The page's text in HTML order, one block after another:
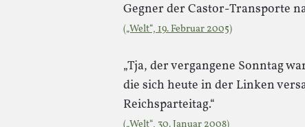
Gegner der Castor-Transporte
(„Welt“, 19. Februar 2005)
„Tja, der vergangene Sonntag
die sich heute in der Linken
Reichsparteitag.“
(„Welt“, 30. Januar 2008)